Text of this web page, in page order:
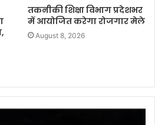
तकनीकी शिक्षा विभाग प्रदेशभर
में आयोजित करेगा रोजगार मेले
August 8, 2026